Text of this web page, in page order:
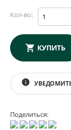
Кол-во:
КУПИТЬ
info
Поделиться: